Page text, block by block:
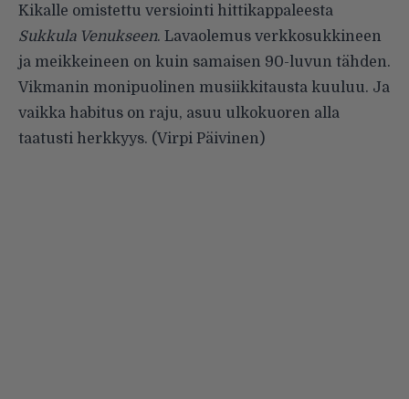
Kikalle omistettu versiointi hittikappaleesta
Sukkula Venukseen. Lavaolemus verkkosukkineen
ja meikkeineen on kuin samaisen 90-luvun tähden.
Vikmanin monipuolinen musiikkitausta kuuluu. Ja
vaikka habitus on raju, asuu ulkokuoren alla
taatusti herkkyys. (Virpi Päivinen)